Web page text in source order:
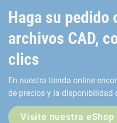
Haga su pedido
archivos CAD,
clics
En nuestra tienda online
de precios y la disponibilidad
Visite nuestra eShop